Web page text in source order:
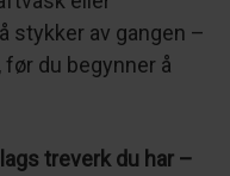
stykker av gangen –
du begynner å
treverk du har –